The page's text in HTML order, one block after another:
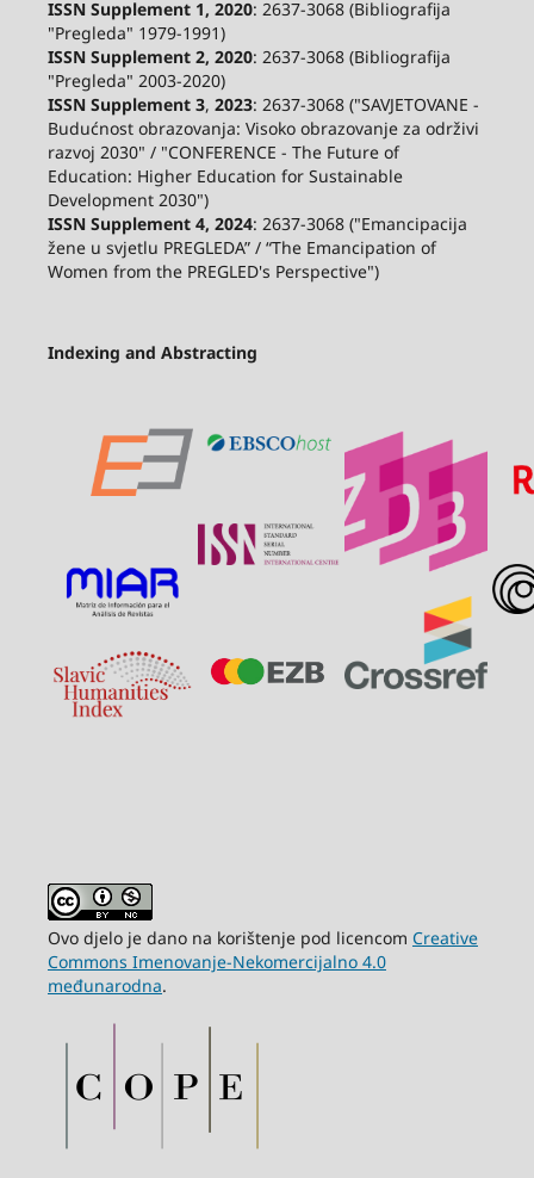
ISSN Supplement 1, 2020: 2637-3068 (Bibliografija
"Pregleda" 1979-1991)
ISSN Supplement 2, 2020: 2637-3068 (Bibliografija
"Pregleda" 2003-2020)
ISSN Supplement 3, 2023: 2637-3068 ("SAVJETOVANE -
Budućnost obrazovanja: Visoko obrazovanje za održivi
razvoj 2030" / "CONFERENCE - The Future of
Education: Higher Education for Sustainable
Development 2030")
ISSN Supplement 4, 2024: 2637-3068 ("Emancipacija
žene u svjetlu PREGLEDA” / “The Emancipation of
Women from the PREGLED's Perspective")
Indexing and Abstracting
Ovo djelo je dano na korištenje pod licencom Creative
Commons Imenovanje-Nekomercijalno 4.0
međunarodna.